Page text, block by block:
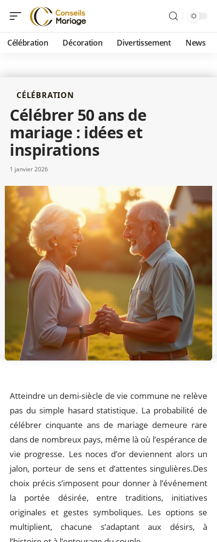
Célébration Décoration Divertissement News
CÉLÉBRATION
Célébrer 50 ans de
mariage : idées et
inspirations
1 janvier 2026
Atteindre un demi-siècle de vie commune ne relève
pas du simple hasard statistique. La probabilité de
célébrer cinquante ans de mariage demeure rare
dans de nombreux pays, même là où l’espérance de
vie progresse. Les noces d’or deviennent alors un
jalon, porteur de sens et d’attentes singulières.Des
choix précis s’imposent pour donner à l’événement
la portée désirée, entre traditions, initiatives
originales et gestes symboliques. Les options se
multiplient, chacune s’adaptant aux désirs, à